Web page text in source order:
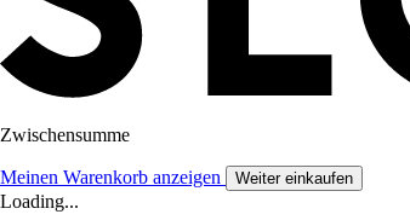
Zwischensumme
Meinen Warenkorb anzeigen Weiter einkaufen
Loading...